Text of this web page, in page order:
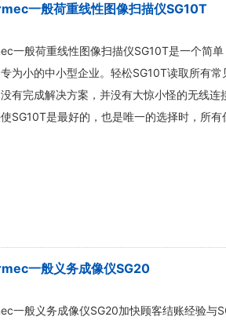
一般荷重线性图像扫描仪SG10T
一般荷重线性图像扫描仪SG10T是一个简
为小的中小型企业。轻松SG10T读取所有
有完成解决方案，并没有大惊小怪的无线连
SG10T是最好的，也是唯一的选择时，所有
一般义务成像仪SG20
一般义务成像仪SG20加快顾客结账经验与